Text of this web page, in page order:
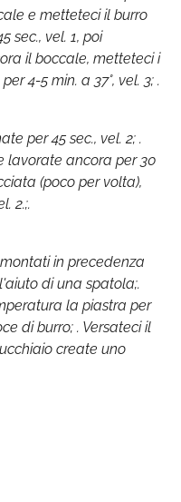
e metteteci il burro
sec., vel. 1, poi
il boccale, metteteci i
4-5 min. a 37°, vel. 3; .
per 45 sec., vel. 2; .
lavorate ancora per 30
(poco per volta),
2.;.
in precedenza
di una spatola;.
la piastra per
di burro; . Versateci il
create uno